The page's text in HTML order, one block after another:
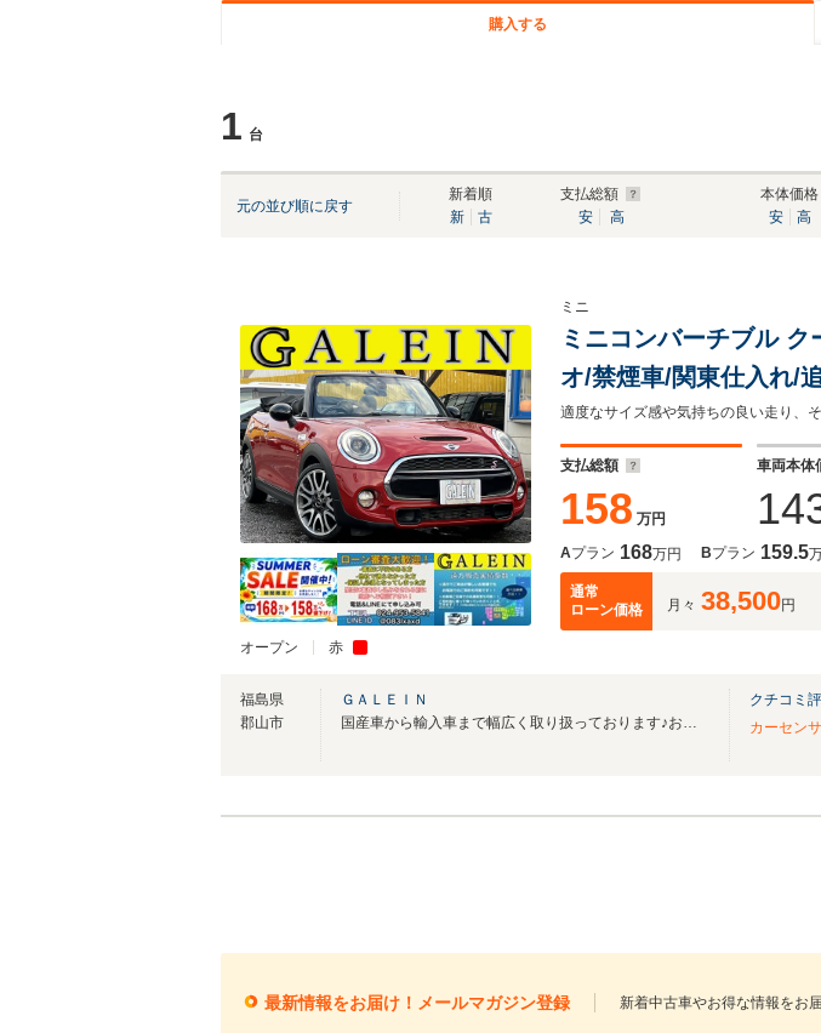
購入する
1 台
元の並び順に戻す
新着順
新
古
支払総額
安
高
本体価格
安
高
オープン 赤
ミニ
ミニコンバーチブル
オ/禁煙車/関東仕入れ/
ン/OP純正18AW/LED
ィブ・クルコン
支払総額
158 万円
車両本体
Aプラン 168万円 Bプラン 159.5
通常
ローン価格
月々 38,500円
福島県
郡山市
ＧＡＬＥＩＮ
国産車から輸入車まで幅広く取り扱っております♪お車探しはＧＡＬＥＩＮへ♪
クチコミ
カーセン
最新情報をお届け！メールマガジン登録 新着中古車やお得な情報をお